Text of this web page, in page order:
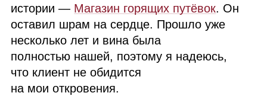
истории — Магазин горящих путёвок. Он
оставил шрам на сердце. Прошло уже
несколько лет и вина была
полностью нашей, поэтому я надеюсь,
что клиент не обидится
на мои откровения.